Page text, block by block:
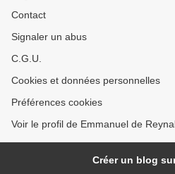
Contact
Signaler un abus
C.G.U.
Cookies et données personnelles
Préférences cookies
Voir le profil de Emmanuel de
Créer un blog